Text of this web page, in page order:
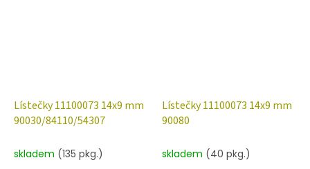
Lístečky 11100073 14x9 mm
90030/84110/54307
skladem (135 pkg.)
Lístečky 11100073 14x9 mm
90080
skladem (40 pkg.)